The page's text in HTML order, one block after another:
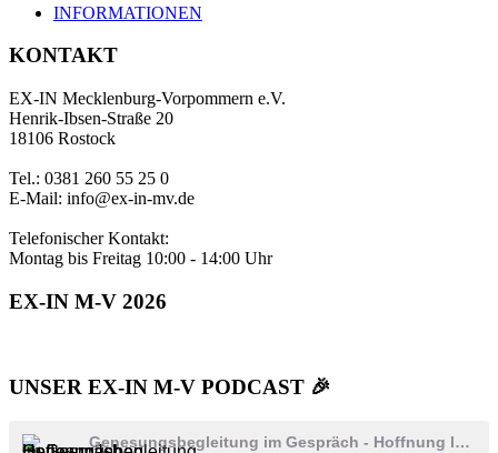
INFORMATIONEN
KONTAKT
EX-IN Mecklenburg-Vorpommern e.V.
Henrik-Ibsen-Straße 20
18106 Rostock
Tel.: 0381 260 55 25 0
E-Mail: info@ex-in-mv.de
Telefonischer Kontakt:
Montag bis Freitag 10:00 - 14:00 Uhr
EX-IN M-V 2026
UNSER EX-IN M-V PODCAST 🎉
Genesungsbegleitung im Gespräch - Hoffnung leben